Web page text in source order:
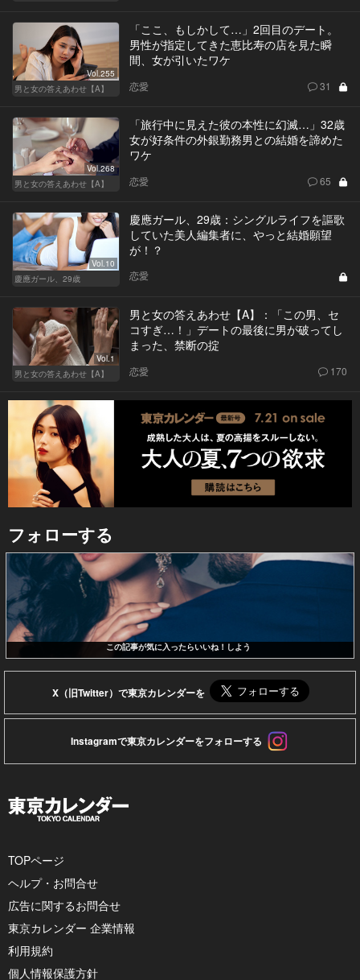
Vol.255
男と女の答えあわせ【A】
「ここ、もしかして…」2回目のデート。
男性が指定してきた恵比寿の店を見た瞬
間、女が引いたワケ
恋愛 31
Vol.268
男と女の答えあわせ【A】
「旅行中に見えた彼の本性に幻滅…」32歳
女が好条件の外銀勤務男との結婚を諦めた
ワケ
恋愛 65
Vol.10
慶應ガール、29歳
慶應ガール、29歳：シングルライフを謳歌
していた美人編集者に、やっと結婚願望
が！？
恋愛
Vol.1
男と女の答えあわせ【A】
男と女の答えあわせ【A】：「この男、セ
コすぎ…！」デートの最後に男が破ってし
まった、禁断の掟
恋愛 170
フォローする
この記事が気に入ったらいいね！しよう
X（旧Twitter）で東京カレンダーを
Instagramで東京カレンダーをフォローする
TOPページ
ヘルプ・お問合せ
広告に関するお問合せ
東京カレンダー 企業情報
利用規約
個人情報保護方針